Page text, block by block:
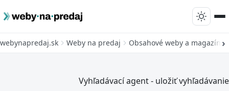
webynapredaj.sk Weby na predaj Obsahové weby a magazíny
Vyhľadávací agent - uložiť vyhľadávanie